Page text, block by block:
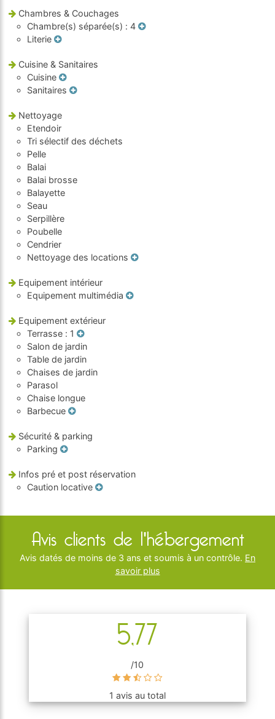
Chambres & Couchages
Chambre(s) séparée(s) : 4
Literie
Cuisine & Sanitaires
Cuisine
Sanitaires
Nettoyage
Etendoir
Tri sélectif des déchets
Pelle
Balai
Balai brosse
Balayette
Seau
Serpillère
Poubelle
Cendrier
Nettoyage des locations
Equipement intérieur
Equipement multimédia
Equipement extérieur
Terrasse : 1
Salon de jardin
Table de jardin
Chaises de jardin
Parasol
Chaise longue
Barbecue
Sécurité & parking
Parking
Infos pré et post réservation
Caution locative
Avis clients de l'hébergement
Avis datés de moins de 3 ans et soumis à un contrôle. En
savoir plus
5,77
/10
1 avis au total